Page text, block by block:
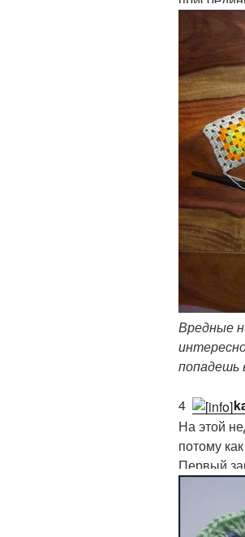
Вредные
попадешь
4.
На этой
потому
Первый